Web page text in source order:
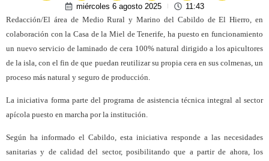
miércoles 6 agosto 2025
11:43
Redacción/El área de Medio Rural y Marino del Cabildo de El Hierro, en
colaboración con la Casa de la Miel de Tenerife, ha puesto en funcionamiento
un nuevo servicio de laminado de cera 100% natural dirigido a los apicultores
de la isla, con el fin de que puedan reutilizar su propia cera en sus colmenas, un
proceso más natural y seguro de producción.
La iniciativa forma parte del programa de asistencia técnica integral al sector
apícola puesto en marcha por la institución.
Según ha informado el Cabildo, esta iniciativa responde a las necesidades
sanitarias y de calidad del sector, posibilitando que a partir de ahora, los